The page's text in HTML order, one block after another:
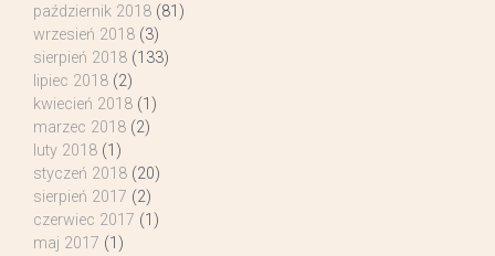
październik 2018 (81)
wrzesień 2018 (3)
sierpień 2018 (133)
lipiec 2018 (2)
kwiecień 2018 (1)
marzec 2018 (2)
luty 2018 (1)
styczeń 2018 (20)
sierpień 2017 (2)
czerwiec 2017 (1)
maj 2017 (1)